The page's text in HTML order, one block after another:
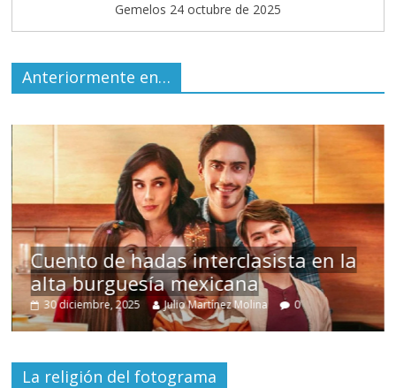
Gemelos 24 octubre de 2025
Anteriormente en…
Cuento de hadas interclasista en la
alta burguesía mexicana
30 diciembre, 2025 Julio Martínez Molina 0
La religión del fotograma